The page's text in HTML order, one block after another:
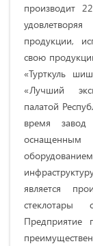
производит
продукции,
свою
«Турткуль
«Лучший
палатой
время завод
оснащенным
является
стеклотары
Предприятие